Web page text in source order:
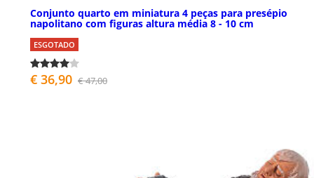
Conjunto quarto em miniatura 4 peças para presépio
napolitano com figuras altura média 8 - 10 cm
ESGOTADO
€ 36,90 € 47,00